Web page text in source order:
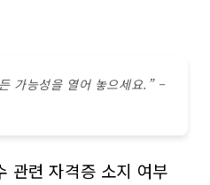
가능성을 열어 놓으세요.” –
관련 자격증 소지 여부